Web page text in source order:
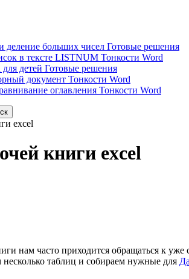
деление больших чисел Готовые решения
в тексте LISTNUM Тонкости Word
детей Готовые решения
документ Тонкости Word
оглавления Тонкости Word
excel
книги excel
нам часто приходится обращаться к
таблиц и собираем нужные для